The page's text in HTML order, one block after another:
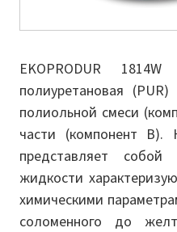
EKOPRODUR
полиуретановая
полиольной смеси
части (компонент B).
представляет
жидкости
химическими
соломенного до